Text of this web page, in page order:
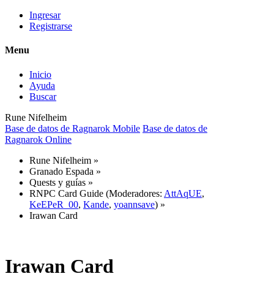
Ingresar
Registrarse
Menu
Inicio
Ayuda
Buscar
Rune Nifelheim
Base de datos de Ragnarok Mobile Base de datos de
Ragnarok Online
Rune Nifelheim »
Granado Espada »
Quests y guías »
RNPC Card Guide (Moderadores: AttAqUE,
KeEPeR_00, Kande, yoannsave) »
Irawan Card
Irawan Card